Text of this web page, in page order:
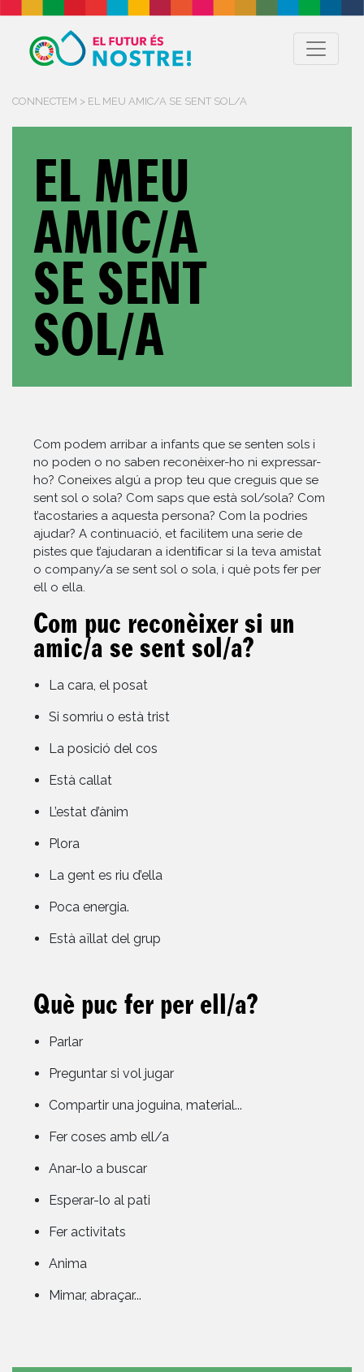
CONNECTEM > EL MEU AMIC/A SE SENT SOL/A
EL MEU
AMIC/A
SE SENT
SOL/A
Com podem arribar a infants que se senten sols i
no poden o no saben reconèixer-ho ni expressar-
ho? Coneixes algú a prop teu que creguis que se
sent sol o sola? Com saps que està sol/sola? Com
t’acostaries a aquesta persona? Com la podries
ajudar? A continuació, et facilitem una serie de
pistes que t’ajudaran a identiﬁcar si la teva amistat
o company/a se sent sol o sola, i què pots fer per
ell o ella.
Com puc reconèixer si un
amic/a se sent sol/a?
La cara, el posat
Si somriu o està trist
La posició del cos
Està callat
L’estat d’ànim
Plora
La gent es riu d’ella
Poca energia.
Està aïllat del grup
Què puc fer per ell/a?
Parlar
Preguntar si vol jugar
Compartir una joguina, material...
Fer coses amb ell/a
Anar-lo a buscar
Esperar-lo al pati
Fer activitats
Anima
Mimar, abraçar...